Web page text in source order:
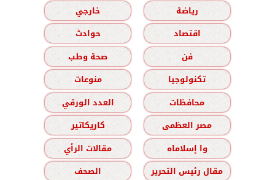
رياضة
خارجي
اقتصاد
حوادث
فن
صحة وطب
تكنولوجيا
منوعات
محافظات
العدد الورقي
مصر العظمى
كاريكاتير
وا إسلاماه
مقالات الرأي
مقال رئيس التحرير
الصحف